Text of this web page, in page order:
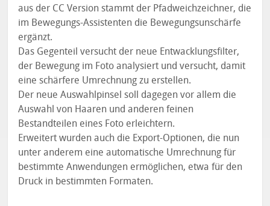
aus der CC Version stammt der Pfadweichzeichner, die
im Bewegungs-Assistenten die Bewegungsunschärfe
ergänzt.
Das Gegenteil versucht der neue Entwacklungsfilter,
der Bewegung im Foto analysiert und versucht, damit
eine schärfere Umrechnung zu erstellen.
Der neue Auswahlpinsel soll dagegen vor allem die
Auswahl von Haaren und anderen feinen
Bestandteilen eines Foto erleichtern.
Erweitert wurden auch die Export-Optionen, die nun
unter anderem eine automatische Umrechnung für
bestimmte Anwendungen ermöglichen, etwa für den
Druck in bestimmten Formaten.